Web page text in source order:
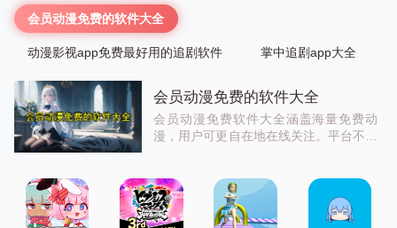
会员动漫免费的软件大全
动漫影视app免费最好用的追剧软件 掌中追剧app大全
会员动漫免费的软件大全
会员动漫免费软件大全涵盖海量免费动
漫，用户可更自在地在线关注。平台不仅
力用户轻松定位心仪动漫。该 app 每日
持续更新，保障用户随时观赏最新热门动
漫内容。其界面美观且操作便捷，为用户